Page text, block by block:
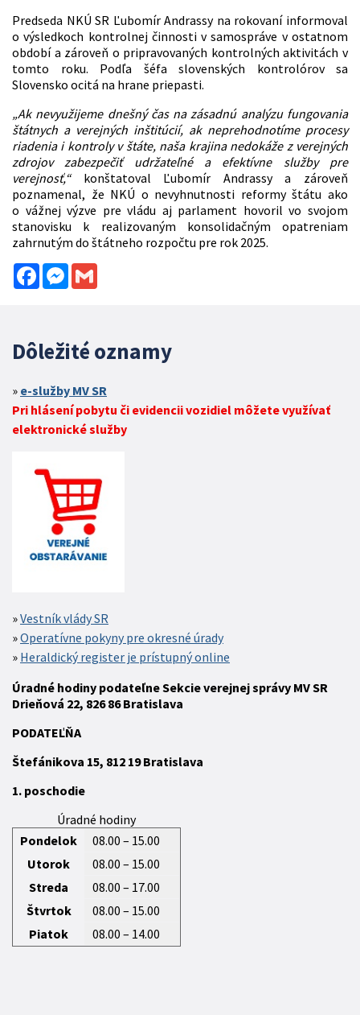
Predseda NKÚ SR Ľubomír Andrassy na rokovaní informoval
o výsledkoch kontrolnej činnosti v samospráve v ostatnom
období a zároveň o pripravovaných kontrolných aktivitách v
tomto roku. Podľa šéfa slovenských kontrolórov sa
Slovensko ocitá na hrane priepasti.
„Ak nevyužijeme dnešný čas na zásadnú analýzu fungovania
štátnych a verejných inštitúcií, ak neprehodnotíme procesy
riadenia i kontroly v štáte, naša krajina nedokáže z verejných
zdrojov zabezpečiť udržateľné a efektívne služby pre
verejnosť,“konštatoval Ľubomír Andrassy a zároveň
poznamenal, že NKÚ o nevyhnutnosti reformy štátu ako
o vážnej výzve pre vládu aj parlament hovoril vo svojom
stanovisku k realizovaným konsolidačným opatreniam
zahrnutým do štátneho rozpočtu pre rok 2025.
FacebookMessenger
Dôležité oznamy
e-služby MV SR
Pri hlásení pobytu či evidencii vozidiel môžete využívať
elektronické služby
Vestník vlády SR
Operatívne pokyny pre okresné úrady
Heraldický register je prístupný online
Úradné hodiny podateľne Sekcie verejnej správy MV SR
Drieňová 22, 826 86 Bratislava
PODATEĽŇA
Štefánikova 15, 812 19Bratislava
1. poschodie
Úradné hodiny
Pondelok
08.00 – 15.00
Utorok
08.00 – 15.00
Streda
08.00 – 17.00
Štvrtok
08.00 – 15.00
Piatok
08.00 – 14.00